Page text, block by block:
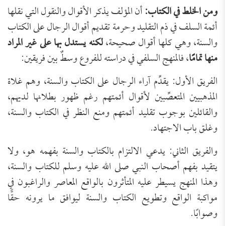
ومن الخلط في الكتاب:أن المؤلف يذكر الأقوال والنقول التي نقلها
أئمة السلف في ذم التقليد وحرمة تقديم أقوال الرجال على الكتاب
والسنة، وهي كلها أقوال صحيحة،لكنه يستدل بها على غير المراد
منها تمامًا، فالمنهج السلفي في دراسته للفروع وسطٌ بين فريقين:
الفريق الأول: يقدِّم آراء الرجال على الكتاب والسنة، وهم غلاة
المذهبيين المتعصِّبين لأقوال أئمتهم رغم ظهور بطلانها لديهم،
والقائلين بوجوب تقليد أئمتهم ومنع النظر في الكتاب والسنة،
وغلق باب الاجتهاد.
والفريق الثاني: يدعي الالتزام بالكتاب والسنة بفهمه هو، ولا
يتقيد بفهم أصحاب النبي صلى الله عليه وسلم للكتاب والسنة،
وهذا المنهج يسيطر عليه المتأثرون بالواقع المعاصر والراغبون في
مواكبة الواقع وتطويع الكتاب والسنة ليوافق ما يرونه حقًّا
وصوابًا.